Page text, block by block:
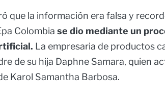
que la información era falsa y
Colombia se dio mediante un
La empresaria de productos
de su hija Daphne Samara, quien
Karol Samantha Barbosa.